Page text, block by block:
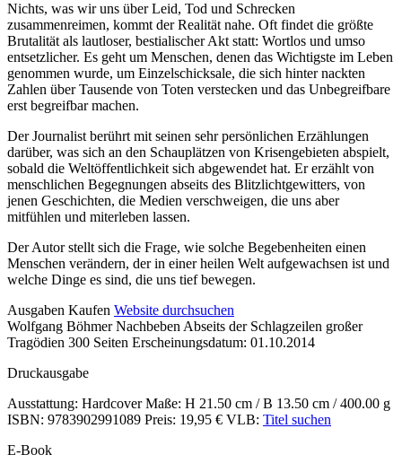
Nichts, was wir uns über Leid, Tod und Schrecken
zusammenreimen, kommt der Realität nahe. Oft findet die größte
Brutalität als lautloser, bestialischer Akt statt: Wortlos und umso
entsetzlicher. Es geht um Menschen, denen das Wichtigste im Leben
genommen wurde, um Einzelschicksale, die sich hinter nackten
Zahlen über Tausende von Toten verstecken und das Unbegreifbare
erst begreifbar machen.
Der Journalist berührt mit seinen sehr persönlichen Erzählungen
darüber, was sich an den Schauplätzen von Krisengebieten abspielt,
sobald die Weltöffentlichkeit sich abgewendet hat. Er erzählt von
menschlichen Begegnungen abseits des Blitzlichtgewitters, von
jenen Geschichten, die Medien verschweigen, die uns aber
mitfühlen und miterleben lassen.
Der Autor stellt sich die Frage, wie solche Begebenheiten einen
Menschen verändern, der in einer heilen Welt aufgewachsen ist und
welche Dinge es sind, die uns tief bewegen.
Details
und
Inhalte
Ausgaben Kaufen Website durchsuchen
Wolfgang Böhmer Nachbeben Abseits der Schlagzeilen großer
Tragödien 300 Seiten Erscheinungsdatum: 01.10.2014
Druckausgabe
Ausstattung: Hardcover Maße: H 21.50 cm / B 13.50 cm / 400.00 g
ISBN: 9783902991089 Preis: 19,95 € VLB: Titel suchen
E-Book